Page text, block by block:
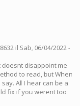
il Sab, 06/04/2022 -
doesnt disappoint me
to read, but When
All I hear can be a
fix if you werent too